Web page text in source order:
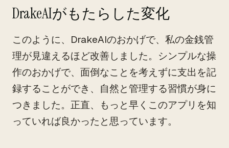
DrakeAIがもたらした変化
このように、DrakeAIのおかげで、私の金銭管
理が見違えるほど改善しました。シンプルな操
作のおかげで、面倒なことを考えずに支出を記
録することができ、自然と管理する習慣が身に
つきました。正直、もっと早くこのアプリを知
っていれば良かったと思っています。